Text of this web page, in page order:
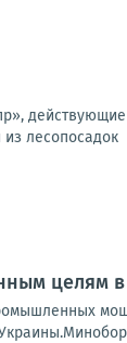
лесопосадок
целям